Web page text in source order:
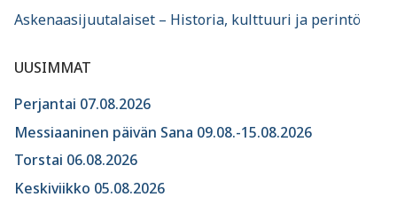
Askenaasijuutalaiset – Historia, kulttuuri ja perintö
UUSIMMAT
Perjantai 07.08.2026
Messiaaninen päivän Sana 09.08.-15.08.2026
Torstai 06.08.2026
Keskiviikko 05.08.2026